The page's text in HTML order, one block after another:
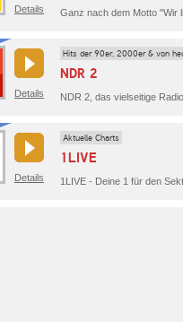
Details
Details
Hits der 90er, 2000er & von
NDR 2
Details
Aktuelle Charts
1LIVE
1LIVE - Deine 1 für den